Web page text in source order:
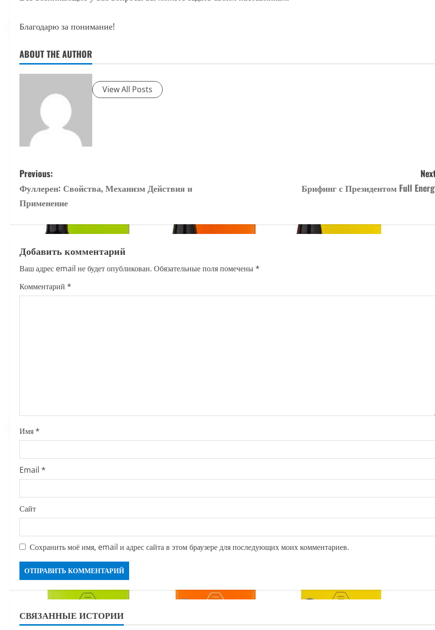
Благодарю за понимание!
ABOUT THE AUTHOR
View All Posts
P
o
n
a
v
o
n
Previous:
Фуллерен: Свойства, Механизм Действия и
Применение
Брифинг с Президентом Full
Добавить комментарий
Ваш адрес email не будет опубликован. Обязательные поля помечены*
Комментарий *
Имя*
Email *
Сайт
Сохранить моё имя, email и адрес сайта в этом браузере для последующих моих комментариев.
СВЯЗАННЫЕ ИСТОРИИ